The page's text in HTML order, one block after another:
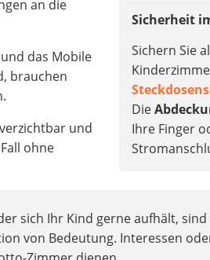
Sicherheit
Sichern Sie
Die
Ihre Finger
an die
das Mobile
brauchen
und
ohne
sich Ihr Kind gerne aufhält,
von Bedeutung. Interessen